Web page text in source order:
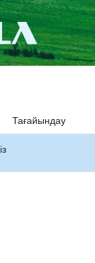
Тағайындау